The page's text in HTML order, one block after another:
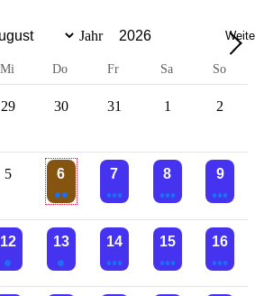
Jahr
Mi Do Fr Sa So
29 30 31 1 2
5 6
2 Veranstaltungen
7
3 Veranstaltungen
8
3 Veranstaltungen
9
3
12
Veranstaltung
13
Einzelne Veranstaltung
14
3 Veranstaltungen
15
3 Veranstaltungen
16
3